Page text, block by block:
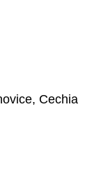
Cechia